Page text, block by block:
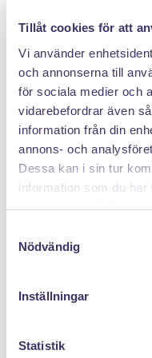
Tillåt cookies för att
Vi använder
och annonserna till
för sociala medier och
vidarebefordrar även
information från din
annons- och
Dessa kan i sin tur
information som du
samlat in när du har
Nödvändig
Inställningar
Statistik
DÄRFÖR
Klicka